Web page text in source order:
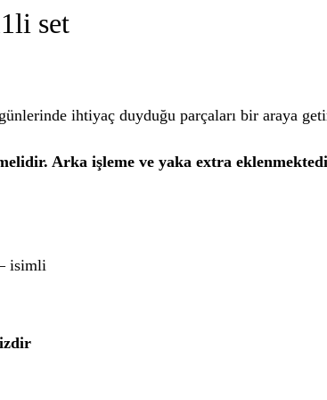
set
ihtiyaç duyduğu parçaları bir araya
Arka işleme ve yaka extra
isimli